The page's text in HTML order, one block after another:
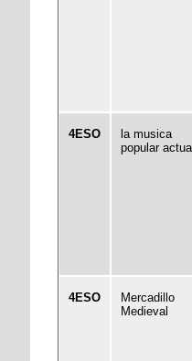
4ESO
la musica
popular
4ESO
Mercadillo
Medieval